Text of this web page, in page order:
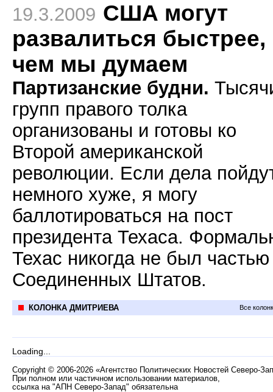
19.3.2009 США могут
развалиться быстрее,
чем мы думаем
Партизанские будни.
групп правого толка
организованы и готовы ко
Второй американской
революции. Если дела
немного хуже, я могу
баллотироваться на пост
президента Техаса.
Техас никогда не был частью
Соединенных Штатов.
КОЛОНКА ДМИТРИЕВА Все
Loading...
Copyright © 2006-2026 «Агентство Политических Новостей Северо-
При полном или частичном использовании материалов,
ссылка на "АПН Северо-Запад" обязательна